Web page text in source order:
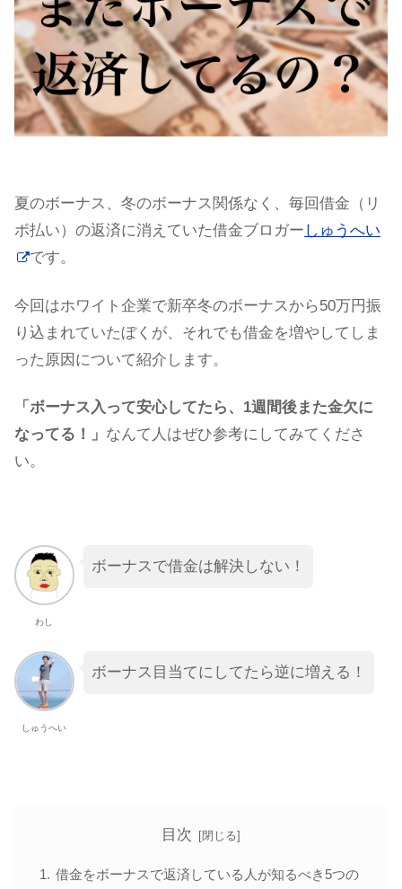
夏のボーナス、冬のボーナス関係なく、毎回借金（リ
ボ払い）の返済に消えていた借金ブロガー しゅうへい
です。
今回はホワイト企業で新卒冬のボーナスから50万円振
り込まれていたぼくが、それでも借金を増やしてしま
った原因について紹介します。
「ボーナス入って安心してたら、1週間後また金欠に
なってる！」 なんて人はぜひ参考にしてみてくださ
い。
わし
ボーナスで借金は解決しない！
しゅうへい
ボーナス目当てにしてたら逆に増える！
目次
借金をボーナスで返済している人が知るべき5つの